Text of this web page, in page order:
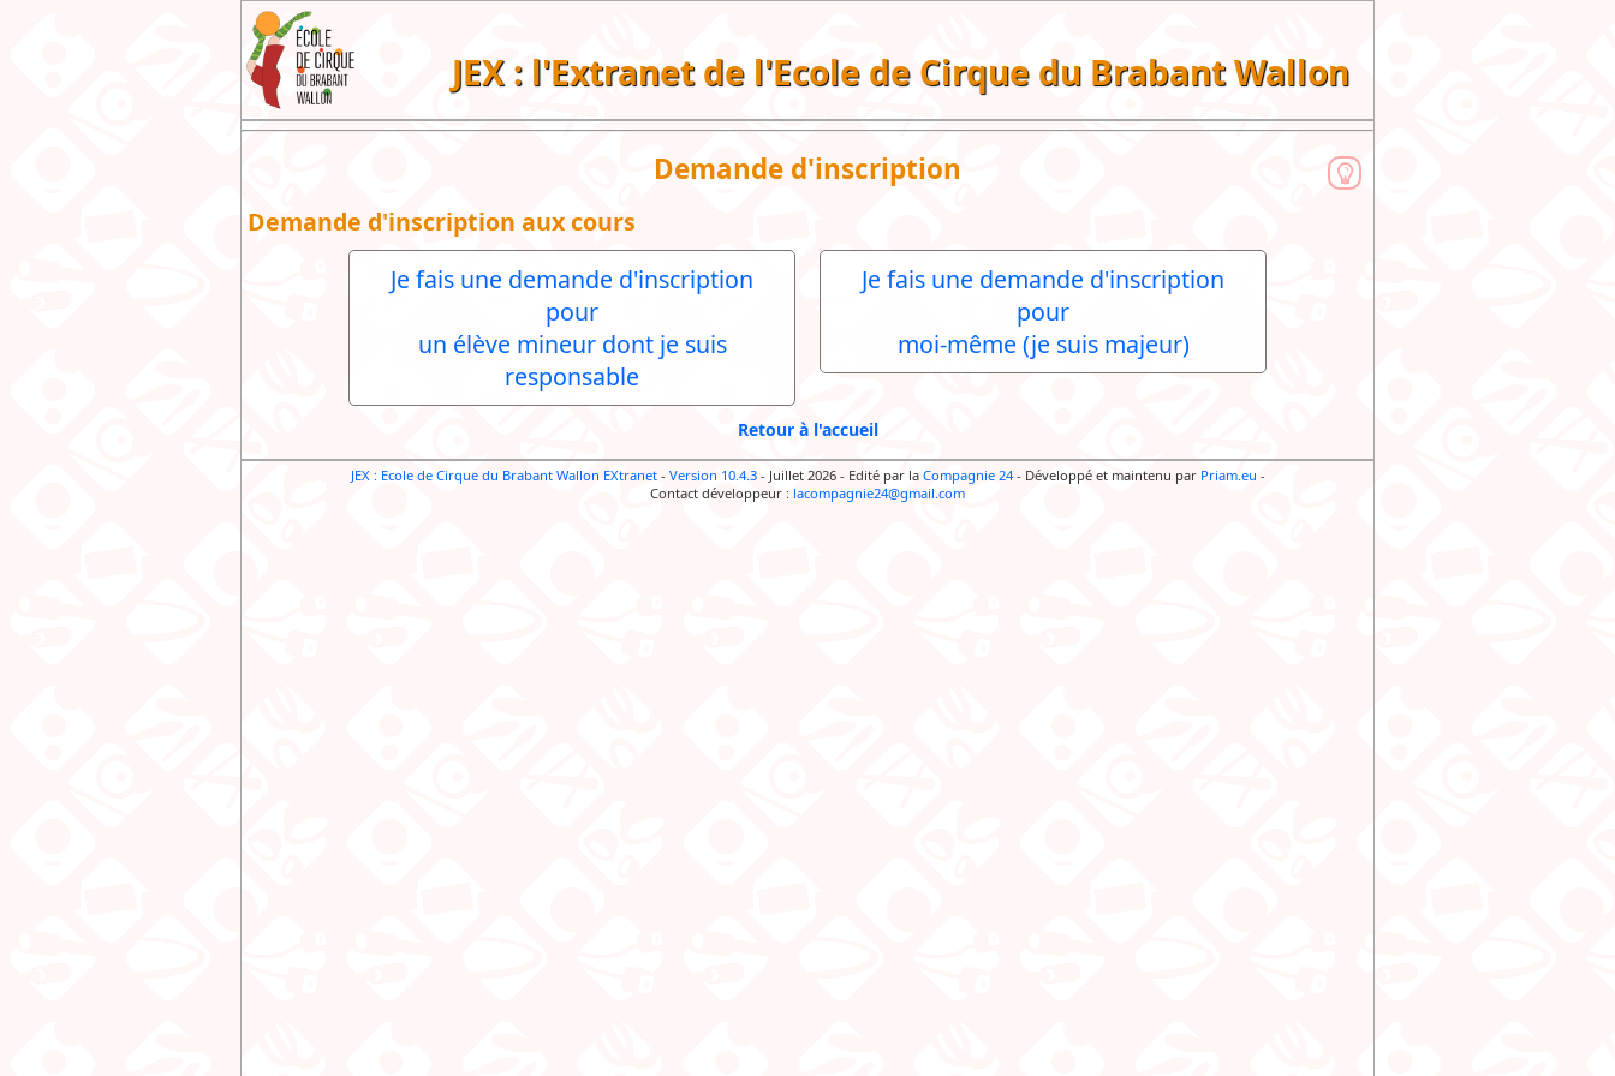
JEX : l'Extranet de l'Ecole de Cirque du Brabant Wallon
Demande d'inscription
Demande d'inscription aux cours
Je fais une demande d'inscription
pour
un élève mineur dont je suis
responsable
Je fais une demande d'inscription
pour
moi-même (je suis majeur)
Retour à l'accueil
JEX : Ecole de Cirque du Brabant Wallon EXtranet- Version 10.4.3- Juillet 2026- Edité par la Compagnie 24- Développé et maintenu par Priam.eu -
Contact développeur : lacompagnie24@gmail.com